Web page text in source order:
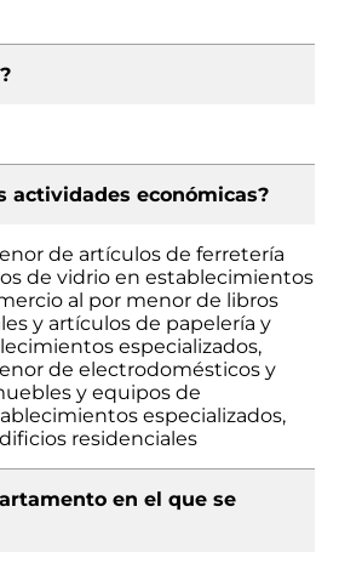
actividades económicas?
de artículos de ferretería
de vidrio en establecimientos
al por menor de libros
y artículos de papelería y
especializados,
de electrodomésticos y
y equipos de
especializados,
residenciales
en el que se